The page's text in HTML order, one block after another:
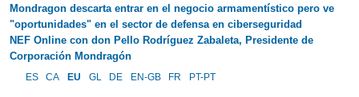
Mondragon descarta entrar en el negocio armamentístico pero ve
"oportunidades" en el sector de defensa en ciberseguridad
NEF Online con don Pello Rodríguez Zabaleta, Presidente de
Corporación Mondragón
ES CA EU GL DE EN-GB FR PT-PT